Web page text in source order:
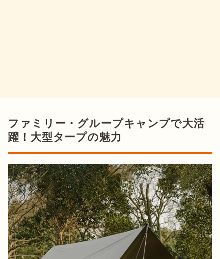
ファミリー・グループキャンプで大活
躍！大型タープの魅力